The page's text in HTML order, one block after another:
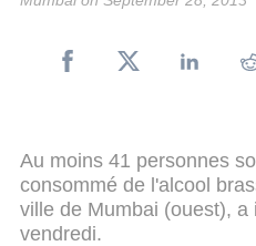
Au moins 41 personnes
consommé de l'alcool
ville de Mumbai (ouest), a
vendredi.